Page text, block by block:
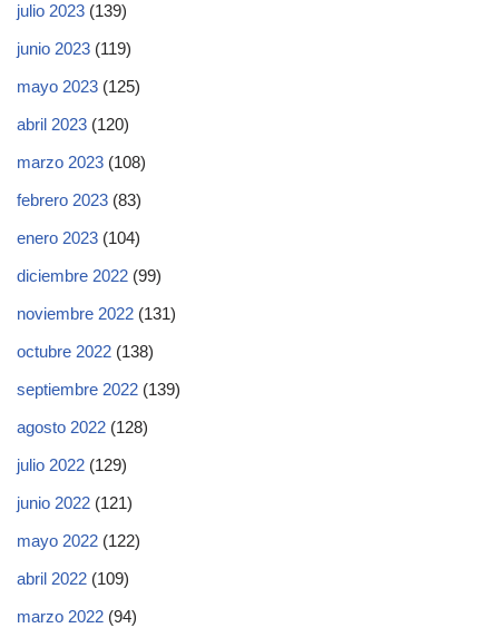
julio 2023 (139)
junio 2023 (119)
mayo 2023 (125)
abril 2023 (120)
marzo 2023 (108)
febrero 2023 (83)
enero 2023 (104)
diciembre 2022 (99)
noviembre 2022 (131)
octubre 2022 (138)
septiembre 2022 (139)
agosto 2022 (128)
julio 2022 (129)
junio 2022 (121)
mayo 2022 (122)
abril 2022 (109)
marzo 2022 (94)